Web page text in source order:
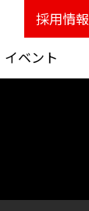
イベント
採用情報